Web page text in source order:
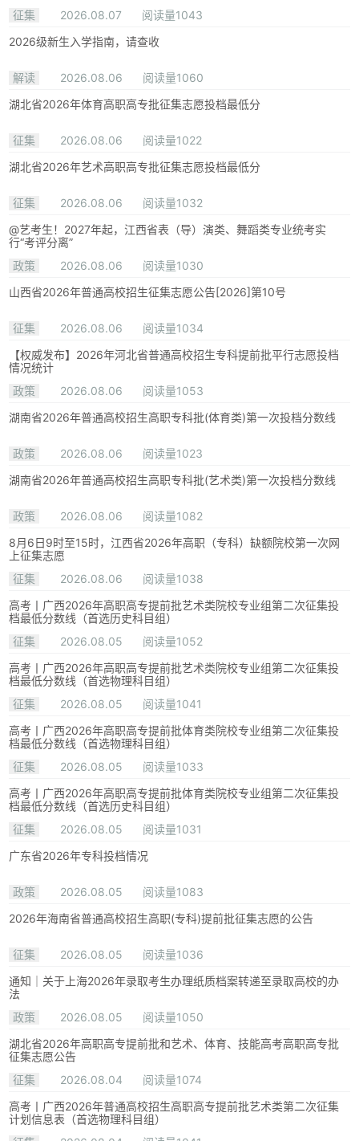
征集
2026.08.07
阅读量1043
2026级新生入学指南，请查收
解读 2026.08.06
阅读量1060
湖北省2026年体育高职高专批征集志愿投档最低分
征集 2026.08.06
阅读量1022
湖北省2026年艺术高职高专批征集志愿投档最低分
征集 2026.08.06
阅读量1032
@艺考生！2027年起，江西省表（导）演类、舞蹈类专业统考实
行“考评分离”
政策
2026.08.06
阅读量1030
山西省2026年普通高校招生征集志愿公告[2026]第10号
征集 2026.08.06
阅读量1034
【权威发布】2026年河北省普通高校招生专科提前批平行志愿投档
情况统计
政策
2026.08.06
阅读量1053
湖南省2026年普通高校招生高职专科批(体育类)第一次投档分数线
政策 2026.08.06
阅读量1023
湖南省2026年普通高校招生高职专科批(艺术类)第一次投档分数线
政策 2026.08.06
阅读量1082
8月6日9时至15时，江西省2026年高职（专科）缺额院校第一次网
上征集志愿
征集
2026.08.06
阅读量1038
高考丨广西2026年高职高专提前批艺术类院校专业组第二次征集投
档最低分数线（首选历史科目组）
征集
2026.08.05
阅读量1052
高考丨广西2026年高职高专提前批艺术类院校专业组第二次征集投
档最低分数线（首选物理科目组）
征集
2026.08.05
阅读量1041
高考丨广西2026年高职高专提前批体育类院校专业组第二次征集投
档最低分数线（首选物理科目组）
征集
2026.08.05
阅读量1033
高考丨广西2026年高职高专提前批体育类院校专业组第二次征集投
档最低分数线（首选历史科目组）
征集
2026.08.05
阅读量1031
广东省2026年专科投档情况
政策 2026.08.05
阅读量1083
2026年海南省普通高校招生高职(专科)提前批征集志愿的公告
征集 2026.08.05
阅读量1036
通知｜关于上海2026年录取考生办理纸质档案转递至录取高校的办
法
政策
2026.08.05
阅读量1050
湖北省2026年高职高专提前批和艺术、体育、技能高考高职高专批
征集志愿公告
征集
2026.08.04
阅读量1074
高考丨广西2026年普通高校招生高职高专提前批艺术类第二次征集
计划信息表（首选物理科目组）